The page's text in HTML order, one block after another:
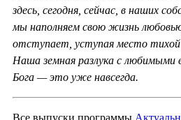
здесь, сегодня, сейчас, в наших
мы наполняем свою жизнь
отступает, уступая место
Наша земная разлука с любимыми
Бога — это уже навсегда.
Все выпуски программы